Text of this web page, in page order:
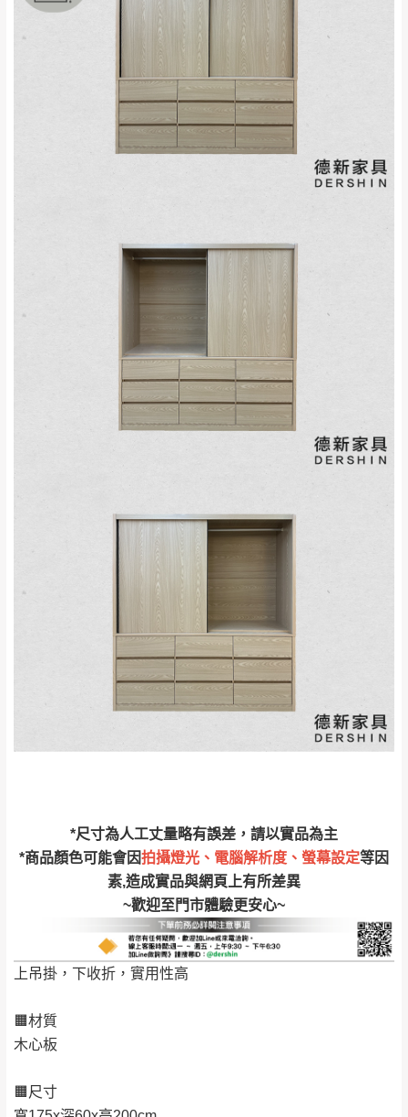
*尺寸為人工丈量略有誤差，請以實品為主
*商品顏色可能會因拍攝燈光、電腦解析度、螢幕設定等因
素,造成實品與網頁上有所差異
~歡迎至門市體驗更安心~
上吊掛，下收折，實用性高
🟧材質
木心板
🟧尺寸
林、福隆、淡水山
區、北投湖山路、
$ 9,000以上：免
$ 9,000以下：
NT$500元
$ 9,000以下：
NT$500元
＊A108產品另收運費
霄山區、西湖、泰
安鄉、大湖鄉、頭
配送天數：5~14天
到貨時間：指定送貨日當天以電話聯絡確認
｜周（一）配送部門固定公休無送貨｜
台北市、新北市地區固定每周(三)、(日)兩天收送貨
：
彰化、南投、雲林、嘉義、台南、高
雄、屏東、宜蘭、 花蓮、台東、金門、馬祖、澎湖地區
（可於LINE線上詢問 →
@dershin
其它注意事項
本司貨車運送如因路況不佳、天候惡劣、過於偏遠之
山區內等，或收貨地點搬運過於困難等因素，導致無
法順利配送，本公司除了盡最大努力完成配送外，視
狀況保有出貨的權利。
保護物流人員的工作安全，賣家無提供吊掛服務，若
需以吊車或其他的吊掛方式吊運，費用將由買方自行
因大型傢俱有組裝、配送的問題，並非一般快速到貨
商品，無法指定特定時間送達，司機當天到貨前皆會
寶貴時間。
保有出貨的權利。
保護物流人員的工作安全，賣家無提供吊掛
服務，若需以吊車或其他的吊掛方式吊運，
費用將由買方自行支付。
因大型傢俱有組裝、配送的問題，並非一般
快速到貨商品，無法指定特定時間送達，司
機當天到貨前皆會再與您通知，讓你不用整
由於百貨公司配送較為不易，故暫無法配送
若您選擇三聯式或索取兩聯式發票，發票將於商品
完成出貨15個工作天另行寄出，另外約加上2~7個
工作天內送達，如遇國定假日將順延寄送。
退換貨說明：
若收到不良品，請於到貨日起七日內通知本
公司客服人員，我們將為您更換新品，運費
皆由本站負責，所有退回及換貨之商品必須
類產品需為未拆封狀態(請保持商品、附件、
包裝、廠商紙及所有附隨文件或資料之完整
性)，若未依照上述方式處理，恕無法接受退
由於透過電腦螢幕選購商品，可能會因個人
電腦螢幕的設定色差或解析度等因素， 與實
際商品的顏色、質感稍有不同，如因此而需
退換貨，需自付來回運費及人資成本
訂購前詳加確認。(包含商品尺寸是否合適)。
訂購前請確認商品尺寸，大型物件因為人工
丈量，難免會有些許誤差值(約正負0.5CM)
內通知客服人員(Line@ ID：@dershin)，並
須保持商品全新狀態與完整包裝。鑑賞期間
若發生非本司因素致使之汙損破壞，恕無法
辦理退換貨。
台北市、新北市地區固定每周(三)、(日)兩天
收送貨，敬請見諒！
本公司部份商品無維修服務，超過7日鑑賞
會進行維修)。